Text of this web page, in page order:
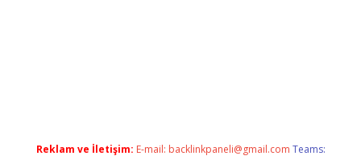
Reklam ve İletişim: E-mail: backlinkpaneli@gmail.com Teams: